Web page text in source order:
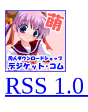
RSS